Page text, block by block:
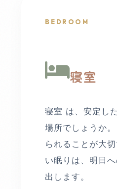
BEDROOM
寝室
寝室 は、安定し
場所でしょうか
られることが大
い眠りは、明日
出します。